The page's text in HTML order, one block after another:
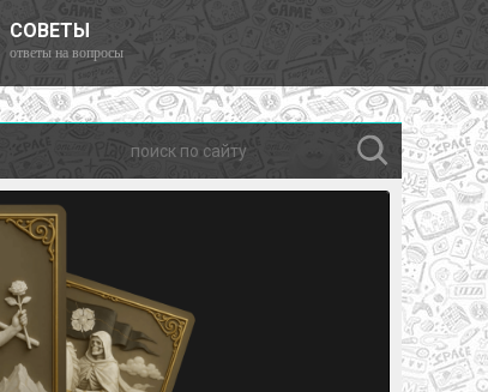
СОВЕТЫ
ответы на вопросы